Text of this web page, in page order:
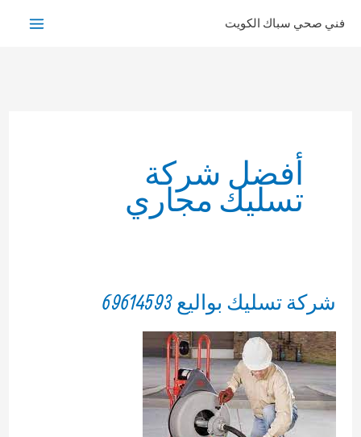
فني صحي سباك الكويت
أفضل شركة
تسليك مجاري
شركة تسليك بواليع 69614593